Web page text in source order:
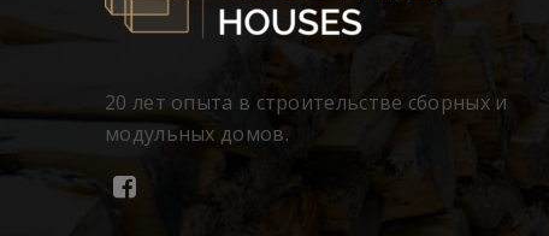
20 лет опыта в строительстве сборных и
модульных домов.